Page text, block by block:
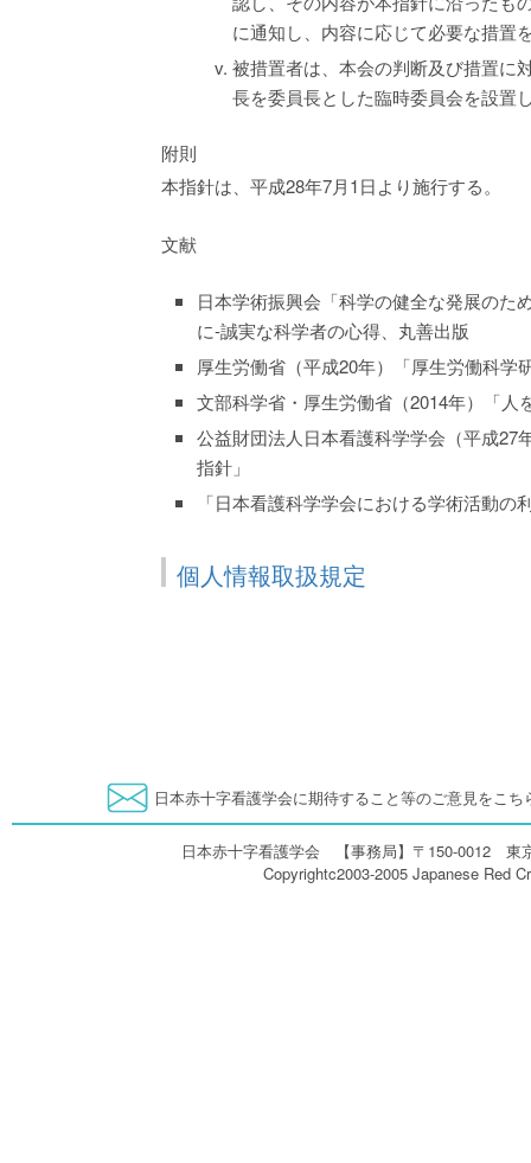
に通知し、内容に応じて必要な措置
被措置者は、本会の判断及び措置に
長を委員長とした臨時委員会を設置
附則
本指針は、平成28年7月1日より施行する。
文献
日本学術振興会「科学の健全な発展のた
に-誠実な科学者の心得、丸善出版
厚生労働省（平成20年）「厚生労働科
文部科学省・厚生労働省（2014年）「
公益財団法人日本看護科学学会（平成27
指針」
「日本看護科学学会における学術活動の
個人情報取扱規定
日本赤十字看護学会に期待すること等のご意見をこ
日本赤十字看護学会 【事務局】〒150-0012 東
Copyrightc2003-2005 Japanese Red